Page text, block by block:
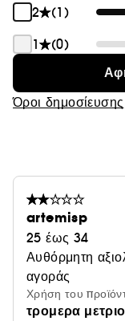
2
(1)
1
(0)
Όροι δημοσίευσης
artemisp
25 έως 34
Αυθόρμητη
αγοράς
Χρήση του
τρομερα μετριο